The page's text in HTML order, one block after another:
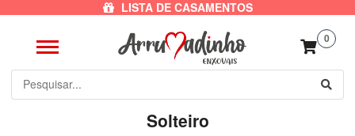
LISTA DE CASAMENTOS
0
Solteiro